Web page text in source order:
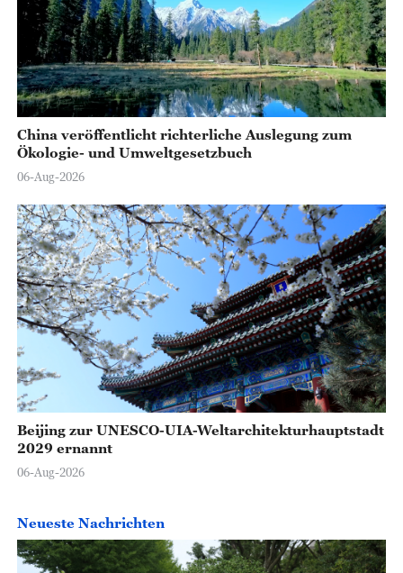
China veröffentlicht richterliche Auslegung zum
Ökologie- und Umweltgesetzbuch
06-Aug-2026
Beijing zur UNESCO-UIA-Weltarchitekturhauptstadt
2029 ernannt
06-Aug-2026
Neueste Nachrichten